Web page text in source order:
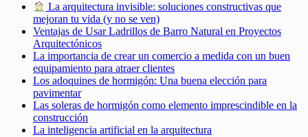
La arquitectura invisible: soluciones constructivas que
mejoran tu vida (y no se ven)
Ventajas de Usar Ladrillos de Barro Natural en Proyectos
Arquitectónicos
La importancia de crear un comercio a medida con un buen
equipamiento para atraer clientes
Los adoquines de hormigón: Una buena elección para
pavimentar
Las soleras de hormigón como elemento imprescindible en la
construcción
La inteligencia artificial en la arquitectura